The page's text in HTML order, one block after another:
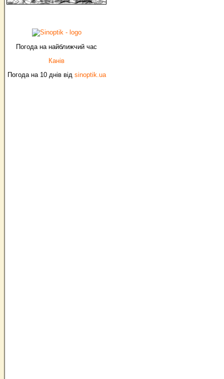
Погода на найближчий час
Канів
Погода на 10 днів від sinoptik.ua